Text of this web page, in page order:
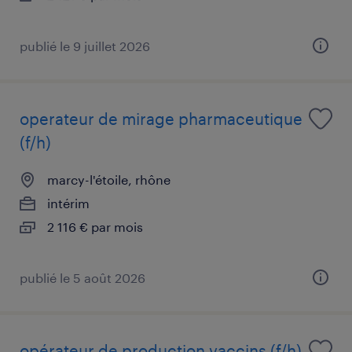
publié le 9 juillet 2026
operateur de mirage pharmaceutique
(f/h)
marcy-l'étoile, rhône
intérim
2 116 € par mois
publié le 5 août 2026